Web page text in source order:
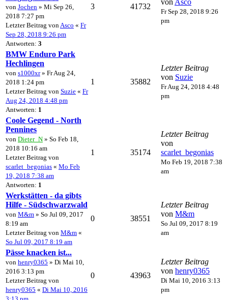
von Jochen » Mi Sep 26,
2018 7:27 pm
Letzter Beitrag von Asco « Fr
Sep 28, 2018 9:26 pm
Antworten: 3
3 41732
Fr Sep 28, 2018 9:26
pm
BMW Enduro Park
Hechlingen
von s1000xr» Fr Aug 24,
2018 1:24 pm
Letzter Beitrag von Suzie « Fr
Aug 24, 2018 4:48 pm
Antworten: 1
1 35882
Letzter Beitrag
von Suzie
Fr Aug 24, 2018 4:48
pm
Coole Gegend - North
Pennines
von Dieter_N » So Feb 18,
2018 10:16 am
Letzter Beitrag von
scarlet_begonias « Mo Feb
19, 2018 7:38 am
Antworten: 1
1 35174
Letzter Beitrag
von
scarlet_begonias
Mo Feb 19, 2018 7:38
am
Werkstätten - da gibts
Hilfe - Südschwarzwald
von M&m » So Jul 09, 2017
8:19 am
Letzter Beitrag von M&m «
So Jul 09, 2017 8:19 am
0 38551
Letzter Beitrag
von M&m
So Jul 09, 2017 8:19
am
Pässe knacken ist...
von henry0365 » Di Mai 10,
2016 3:13 pm
Letzter Beitrag von
henry0365 « Di Mai 10, 2016
0 43963
Letzter Beitrag
von henry0365
Di Mai 10, 2016 3:13
pm